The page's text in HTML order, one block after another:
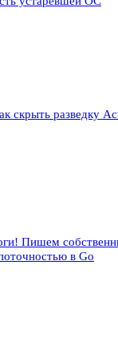
скрыть разведку
Пишем
в Go